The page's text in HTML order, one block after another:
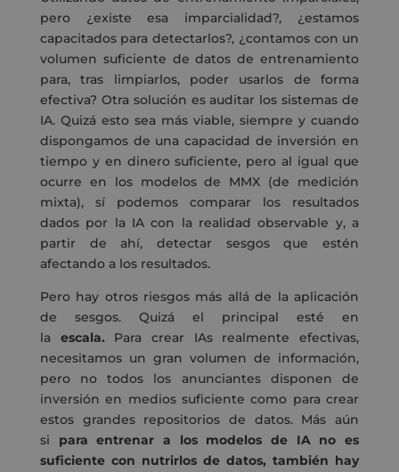
pero ¿existe esa imparcialidad?, ¿estamos
capacitados para detectarlos?, ¿contamos con un
volumen suficiente de datos de entrenamiento
para, tras limpiarlos, poder usarlos de forma
efectiva? Otra solución es auditar los sistemas de
IA. Quizá esto sea más viable, siempre y cuando
dispongamos de una capacidad de inversión en
tiempo y en dinero suficiente, pero al igual que
ocurre en los modelos de MMX (de medición
mixta), sí podemos comparar los resultados
dados por la IA con la realidad observable y, a
partir de ahí, detectar sesgos que estén
afectando a los resultados.
Pero hay otros riesgos más allá de la aplicación
de sesgos. Quizá el principal esté en
la escala. Para crear IAs realmente efectivas,
necesitamos un gran volumen de información,
pero no todos los anunciantes disponen de
inversión en medios suficiente como para crear
estos grandes repositorios de datos. Más aún
si para entrenar a los modelos de IA no es
suficiente con nutrirlos de datos, también hay